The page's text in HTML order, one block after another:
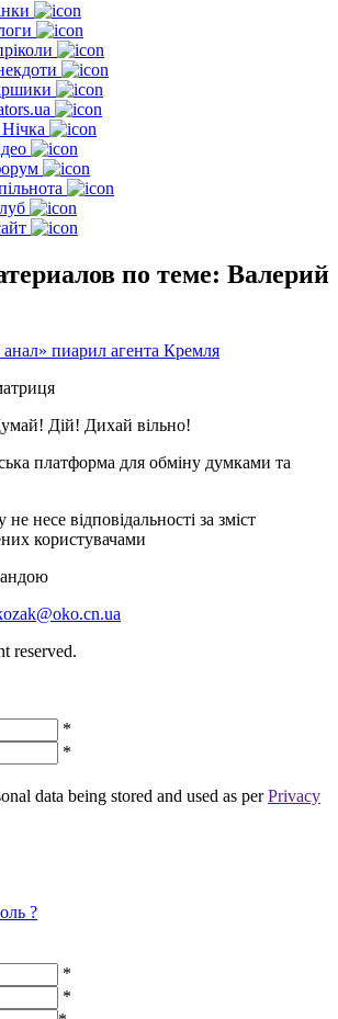
по теме: Валерий
пиарил агента Кремля
Дій! Дихай вільно!
платформа для обміну думками та
не несе відповідальності за зміст
користувачами
reserved.
*
*
data being stored and used as perPrivacy
?
*
*